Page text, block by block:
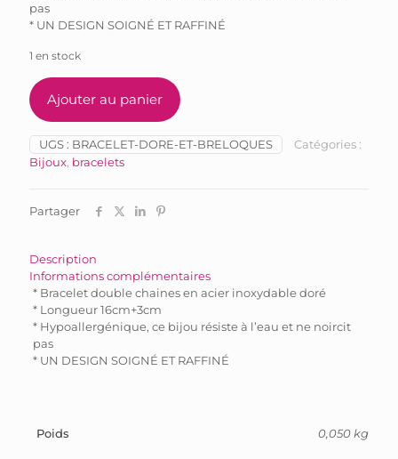
pas
* UN DESIGN SOIGNÉ ET RAFFINÉ
1 en stock
Ajouter au panier
UGS : BRACELET-DORE-ET-BRELOQUES
Catégories :
Bijoux bracelets
Partager
Description
Informations complémentaires
* Bracelet double chaines en acier inoxydable doré
* Longueur 16cm+3cm
* Hypoallergénique, ce bijou résiste à l’eau et ne noircit
pas
* UN DESIGN SOIGNÉ ET RAFFINÉ
Poids 0,050 kg